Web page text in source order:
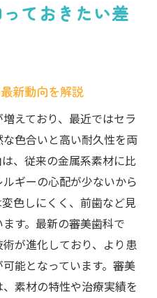
ておきたい差
新動向を解説
えており、最近ではセラ
色合いと高い耐久性を両
、従来の金属系素材に比
ギーの心配が少ないから
色しにくく、前歯など見
す。最新の審美歯科で
が進化しており、より患
能となっています。審美
素材の特性や治療実績を